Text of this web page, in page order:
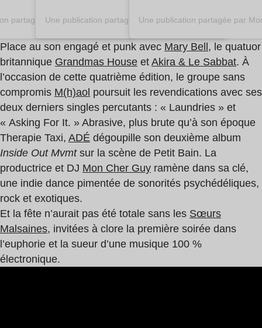
Une publication partagée par More Women On Stage (@morewomenonstage_) Une publication partagée par More Women On Stage (@morewomenonstage_)
Place au son engagé et punk avec Mary Bell, le quatuor
britannique Grandmas House et Akira & Le Sabbat. À
l’occasion de cette quatrième édition, le groupe sans
compromis M(h)aol poursuit les revendications avec ses
deux derniers singles percutants : « Laundries » et
« Asking For It. » Abrasive, plus brute qu’à son époque
Therapie Taxi, ADÉ dégoupille son deuxième album
Inside Out Mvmtsur la scène de Petit Bain. La
productrice et DJ Mon Cher Guy ramène dans sa clé,
une indie dance pimentée de sonorités psychédéliques,
rock et exotiques.
Et la fête n’aurait pas été totale sans les Sœurs
Malsaines, invitées à clore la première soirée dans
l’euphorie et la sueur d’une musique 100 %
électronique.